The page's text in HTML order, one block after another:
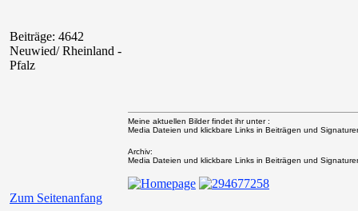
Beiträge: 4642
Neuwied/ Rheinland -
Pfalz
Zum Seitenanfang
Meine aktuellen Bilder findet ihr unter :
Media Dateien und klickbare Links in Beiträgen und
Archiv:
Media Dateien und klickbare Links in Beiträgen und